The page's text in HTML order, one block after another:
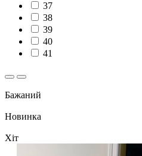
37
38
39
40
41
Бажаний
Новинка
Хіт